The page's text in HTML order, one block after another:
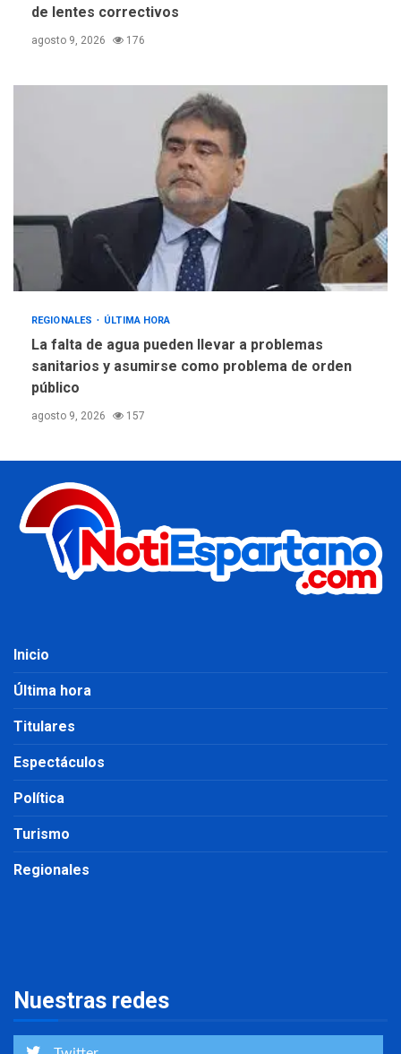
de lentes correctivos
agosto 9, 2026 176
REGIONALES ÚLTIMA HORA
La falta de agua pueden llevar a problemas
sanitarios y asumirse como problema de orden
público
agosto 9, 2026 157
Inicio
Última hora
Titulares
Espectáculos
Política
Turismo
Regionales
Nuestras redes